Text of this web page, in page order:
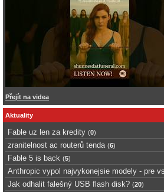
Přejít na videa
Aktuality
Fable uz len za kredity (0)
zranitelnost ac routerů tenda (6)
Fable 5 is back (5)
Anthropic vypol najvykonejsie modely - pre
Jak odhalit falešný USB flash disk? (20)